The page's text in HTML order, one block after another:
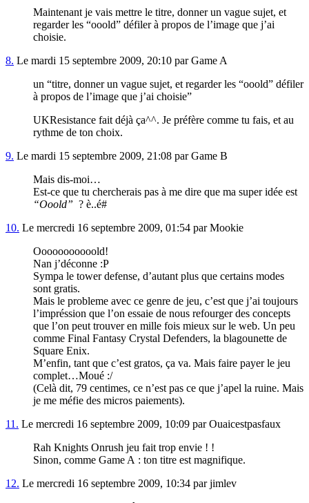
Maintenant je vais mettre le titre, donner un vague sujet, et
regarder les “ooold” défiler à propos de l’image que j’ai
choisie.
8. Le mardi 15 septembre 2009, 20:10 par Game A
un “titre, donner un vague sujet, et regarder les “ooold” défiler
à propos de l’image que j’ai choisie”
UKResistance fait déjà ça^^. Je préfère comme tu fais, et au
rythme de ton choix.
9. Le mardi 15 septembre 2009, 21:08 par Game B
Mais dis-moi…
Est-ce que tu chercherais pas à me dire que ma super idée est
“Ooold” ? è..é#
10. Le mercredi 16 septembre 2009, 01:54 par Mookie
Ooooooooooold!
Nan j’déconne :P
Sympa le tower defense, d’autant plus que certains modes
sont gratis.
Mais le probleme avec ce genre de jeu, c’est que j’ai toujours
l’impréssion que l’on essaie de nous refourger des concepts
que l’on peut trouver en mille fois mieux sur le web. Un peu
comme Final Fantasy Crystal Defenders, la blagounette de
Square Enix.
M’enfin, tant que c’est gratos, ça va. Mais faire payer le jeu
complet…Moué :/
(Celà dit, 79 centimes, ce n’est pas ce que j’apel la ruine. Mais
je me méfie des micros paiements).
11. Le mercredi 16 septembre 2009, 10:09 par Ouaicestpasfaux
Rah Knights Onrush jeu fait trop envie ! !
Sinon, comme Game A : ton titre est magnifique.
12. Le mercredi 16 septembre 2009, 10:34 par jimlev